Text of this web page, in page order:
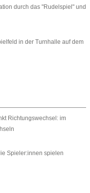
durch das "Rudelspiel" und
in der Turnhalle auf dem
Richtungswechsel: im
Spieler:innen spielen